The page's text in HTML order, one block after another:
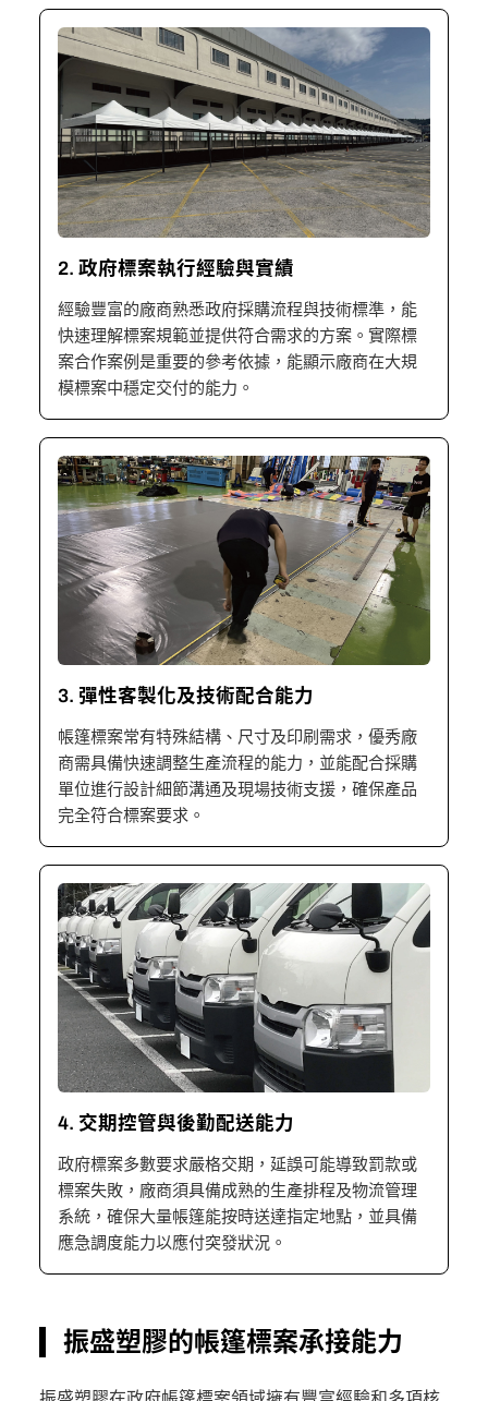
2. 政府標案執行經驗與實績
經驗豐富的廠商熟悉政府採購流程與技術標準，能
快速理解標案規範並提供符合需求的方案。實際標
案合作案例是重要的參考依據，能顯示廠商在大規
模標案中穩定交付的能力。
3. 彈性客製化及技術配合能力
帳篷標案常有特殊結構、尺寸及印刷需求，優秀廠
商需具備快速調整生產流程的能力，並能配合採購
單位進行設計細節溝通及現場技術支援，確保產品
完全符合標案要求。
4. 交期控管與後勤配送能力
政府標案多數要求嚴格交期，延誤可能導致罰款或
標案失敗，廠商須具備成熟的生產排程及物流管理
系統，確保大量帳篷能按時送達指定地點，並具備
應急調度能力以應付突發狀況。
振盛塑膠的帳篷標案承接能力